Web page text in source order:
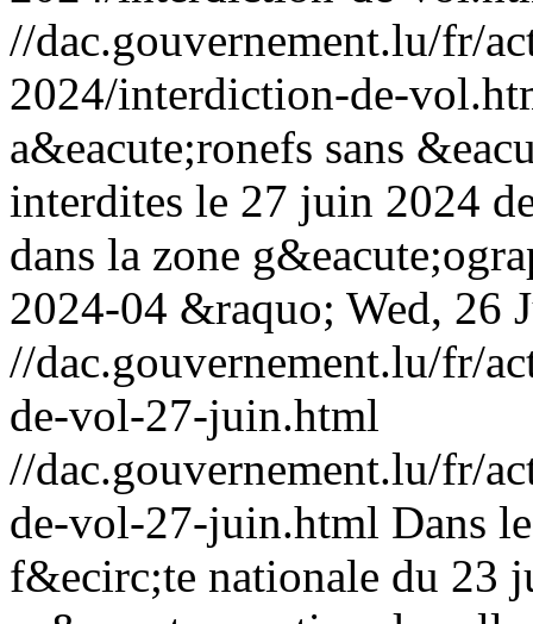
//dac.gouvernement.lu/fr/
2024/interdiction-de-
a&eacute;ronefs sans
interdites le 27 juin 2024
dans la zone
2024-04 &raquo; Wed, 26
//dac.gouvernement.lu/fr/
de-vol-27-juin.html
//dac.gouvernement.lu/fr/
de-vol-27-juin.html Dans
f&ecirc;te nationale du 23